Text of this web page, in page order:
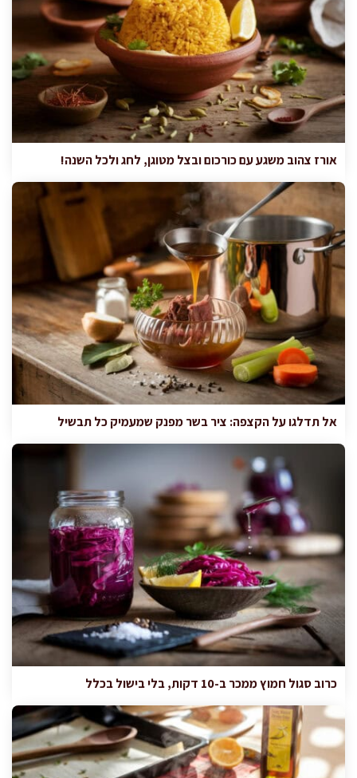
אורז צהוב משגע עם כורכום ובצל מטוגן, לחג ולכל השנה!
אל תדלגו על הקצפה: ציר בשר מפנק שמעמיק כל תבשיל
כרוב סגול חמוץ ממכר ב-10 דקות, בלי בישול בכלל